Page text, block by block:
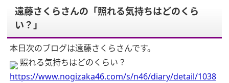
遠藤さくらさんの「照れる気持ちはどのくら
い？」
本日次のブログは遠藤さくらさんです。
照れる気持ちはどのくらい？
https://www.nogizaka46.com/s/n46/diary/detail/1038